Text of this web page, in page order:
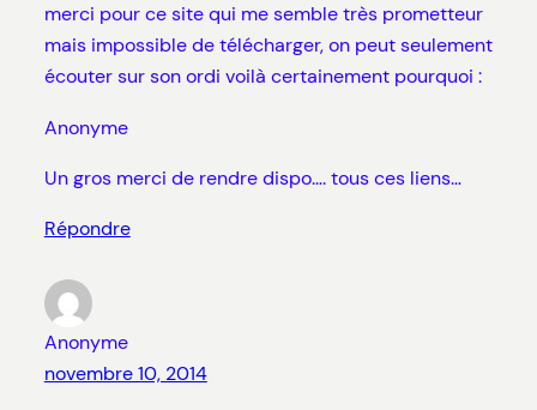
merci pour ce site qui me semble très prometteur
mais impossible de télécharger, on peut seulement
écouter sur son ordi voilà certainement pourquoi :
Anonyme
Un gros merci de rendre dispo…. tous ces liens…
Répondre
Anonyme
novembre 10, 2014